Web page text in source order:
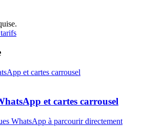
et cartes carrousel
WhatsApp à parcourir directement